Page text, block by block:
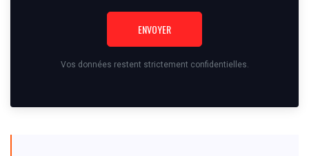
ENVOYER
Vos données restent strictement confidentielles.